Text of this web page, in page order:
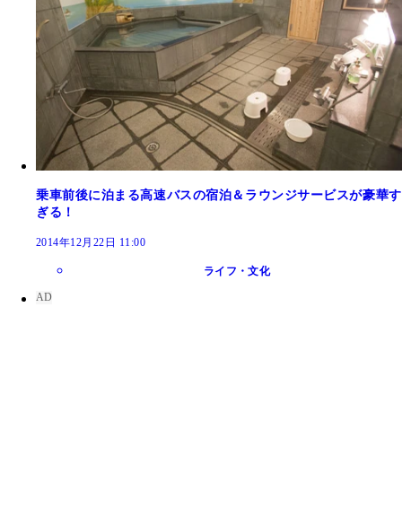
乗車前後に泊まる高速バスの宿泊＆ラウンジサービスが豪華す
ぎる！
2014年12月22日 11:00
ライフ・文化